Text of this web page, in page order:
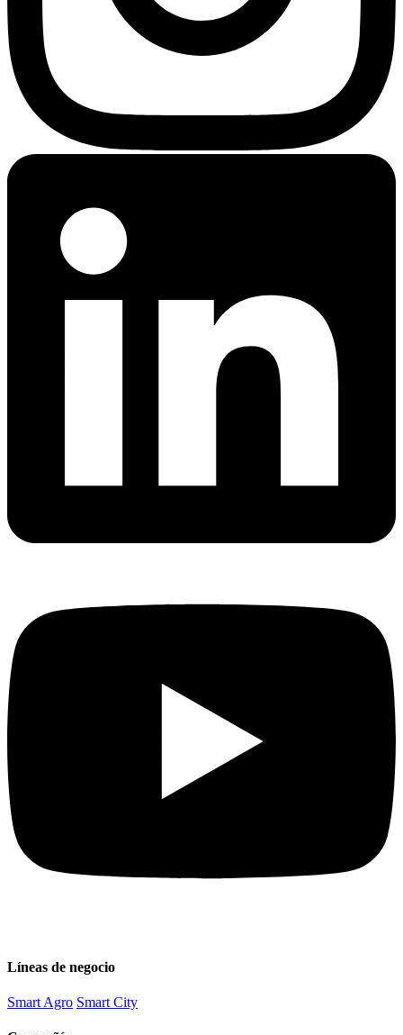
Líneas de negocio
Smart Agro Smart City